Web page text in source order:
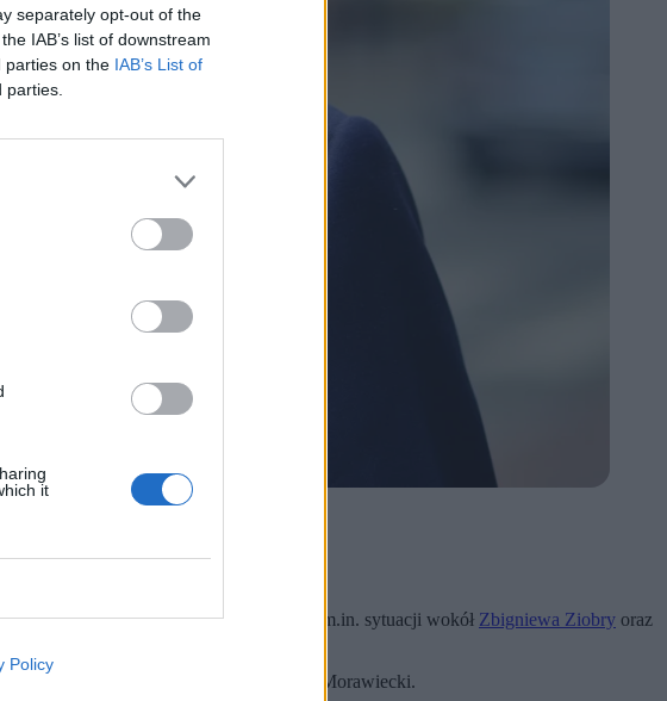
separately opt-out of the
IAB’s list of downstream
parties on the IAB’s List of
it
Policy
w PiS, ani z projektu Rozwój Plus.
i Sprawiedliwości. Pytania dotyczyły m.in. sytuacji wokół Zbigniewa Ziobry oraz
dyskusja była bardzo dobra – stwierdził Morawiecki.